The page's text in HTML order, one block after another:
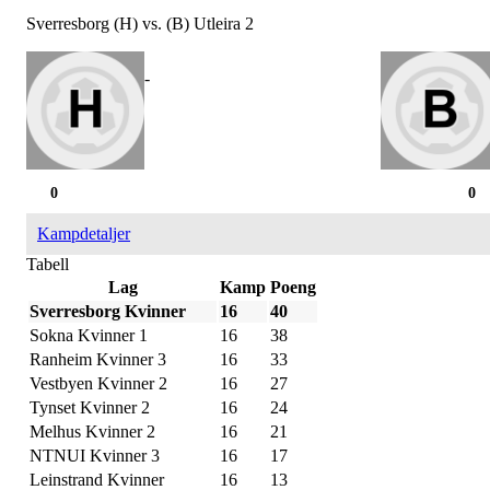
Sverresborg (H) vs. (B) Utleira 2
-
0
0
Kampdetaljer
Tabell
Lag
Kamp Poeng
Sverresborg Kvinner
16
40
Sokna Kvinner 1
16
38
Ranheim Kvinner 3
16
33
Vestbyen Kvinner 2
16
27
Tynset Kvinner 2
16
24
Melhus Kvinner 2
16
21
NTNUI Kvinner 3
16
17
Leinstrand Kvinner
16
13